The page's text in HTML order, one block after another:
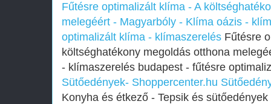
Fűtésre optimalizált klíma - A
melegéért - Magyarbóly - Klíma oázis -
optimalizált klíma - klímaszerelés Fűtésre
költséghatékony megoldás otthona
- klímaszerelés budapest - fűtésre
Sütőedények- Shoppercenter.hu
Konyha és étkező - Tepsik és